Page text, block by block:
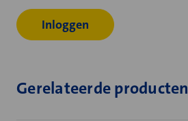
Inloggen
Gerelateerde producten